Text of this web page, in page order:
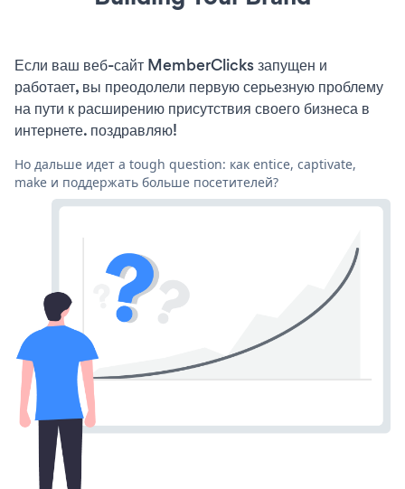
Если ваш веб-сайт MemberClicks запущен и
работает, вы преодолели первую серьезную проблему
на пути к расширению присутствия своего бизнеса в
интернете. поздравляю!
Но дальше идет a tough question: как entice, captivate,
make и поддержать больше посетителей?